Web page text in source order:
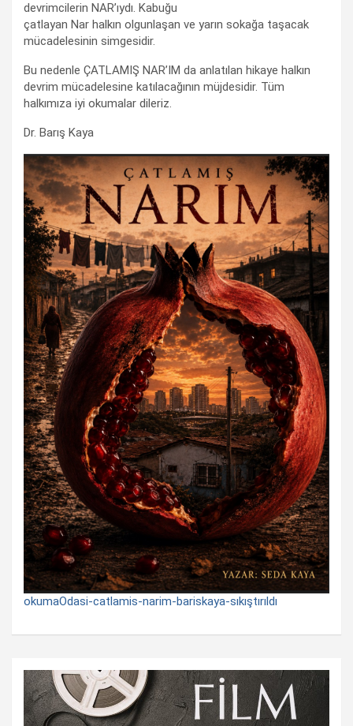
devrimcilerin NAR’ıydı. Kabuğu
çatlayan Nar halkın olgunlaşan ve yarın sokağa taşacak
mücadelesinin simgesidir.
Bu nedenle ÇATLAMIŞ NAR’IM da anlatılan hikaye halkın
devrim mücadelesine katılacağının müjdesidir. Tüm
halkımıza iyi okumalar dileriz.
Dr. Barış Kaya
okumaOdasi-catlamis-narim-bariskaya-sıkıştırıldı